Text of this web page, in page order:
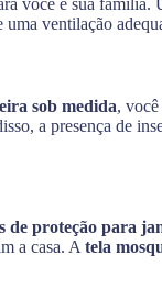
ventilação
sob medida, você
a presença de
de proteção para
a casa. A tela